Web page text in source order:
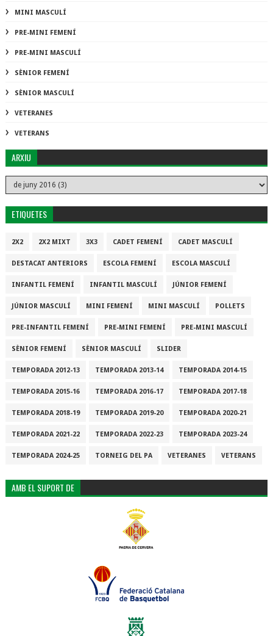
MINI MASCULÍ
PRE-MINI FEMENÍ
PRE-MINI MASCULÍ
SÈNIOR FEMENÍ
SÈNIOR MASCULÍ
VETERANES
VETERANS
ARXIU
ETIQUETES
2X2 2X2 MIXT 3X3 CADET FEMENÍ CADET MASCULÍ
DESTACAT ANTERIORS ESCOLA FEMENÍ ESCOLA MASCULÍ
INFANTIL FEMENÍ INFANTIL MASCULÍ JÚNIOR FEMENÍ
JÚNIOR MASCULÍ MINI FEMENÍ MINI MASCULÍ POLLETS
PRE-INFANTIL FEMENÍ PRE-MINI FEMENÍ PRE-MINI MASCULÍ
SÈNIOR FEMENÍ SÈNIOR MASCULÍ SLIDER
TEMPORADA 2012-13 TEMPORADA 2013-14 TEMPORADA 2014-15
TEMPORADA 2015-16 TEMPORADA 2016-17 TEMPORADA 2017-18
TEMPORADA 2018-19 TEMPORADA 2019-20 TEMPORADA 2020-21
TEMPORADA 2021-22 TEMPORADA 2022-23 TEMPORADA 2023-24
TEMPORADA 2024-25 TORNEIG DEL PA VETERANES VETERANS
AMB EL SUPORT DE